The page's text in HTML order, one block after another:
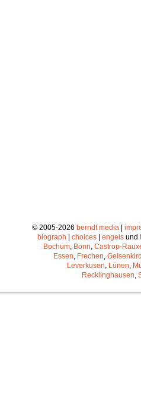
© 2005-2026 berndt media|
biograph
choices engels und
Bochum, Bonn, Castrop-
Essen, Frechen,
Leverkusen, Lünen,
Recklinghausen,